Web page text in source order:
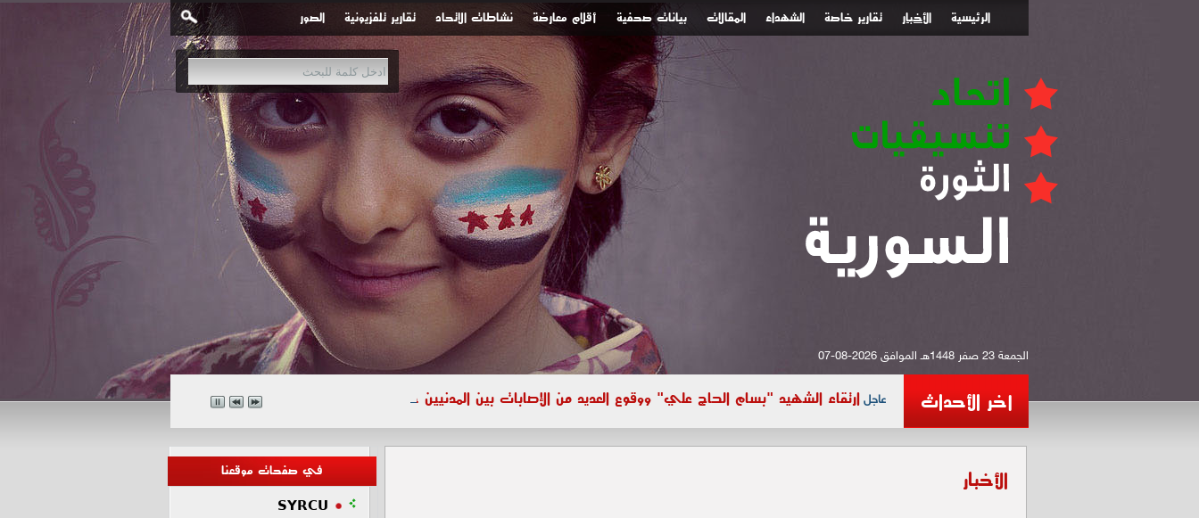
الرئيسية الأخبار تقارير خاصة الشهداء المقالات بيانات صحفية أقلام معارضة نشاطات الاتحاد تقارير تلفزيونية الصور
الجمعة 23 صفر 1448هـ الموافق 2026-08-07
آخر الأحداث عاجل ارتقاء الشهيد "بسام الحاج علي" ووقوع العديد من الإصابات بين المدنيين جراء استهداف الأحياء السكنية في مدينة #عربين بـ 3 غارات جوية إحداها محملة بقنابل عنقودية.
الأخبار في صفحات موقعنا
SYRCU